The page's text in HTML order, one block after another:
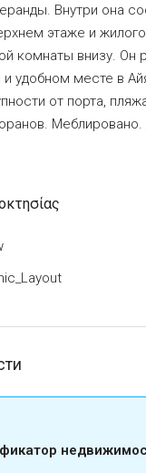
Внутри она
этаже и
комнаты внизу. Он
удобном месте в
от порта,
Меблировано.